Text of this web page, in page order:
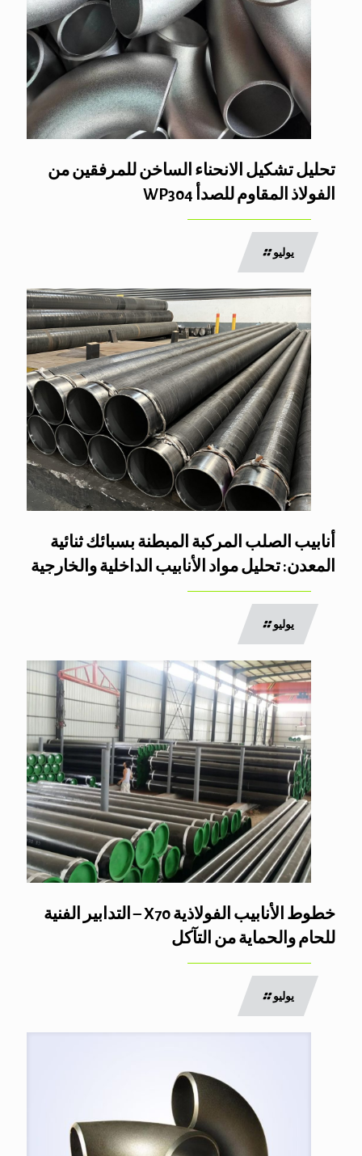
تحليل تشكيل الانحناء الساخن للمرفقين من
الفولاذ المقاوم للصدأ WP304
يوليو
أنابيب الصلب المركبة المبطنة بسبائك ثنائية
المعدن: تحليل مواد الأنابيب الداخلية والخارجية
يوليو
خطوط الأنابيب الفولاذية X70 – التدابير الفنية
للحام والحماية من التآكل
يوليو